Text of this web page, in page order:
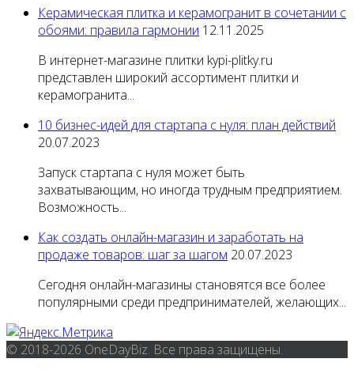
Керамическая плитка и керамогранит в сочетании с
обоями: правила гармонии 12.11.2025
В интернет-магазине плитки kypi-plitky.ru
представлен широкий ассортимент плитки и
керамогранита...
10 бизнес-идей для стартапа с нуля: план действий
20.07.2023
Запуск стартапа с нуля может быть
захватывающим, но иногда трудным предприятием.
Возможность...
Как создать онлайн-магазин и заработать на
продаже товаров: шаг за шагом 20.07.2023
Сегодня онлайн-магазины становятся все более
популярными среди предпринимателей, желающих...
© 2018-2026 OneDayBiz. Все права защищены.